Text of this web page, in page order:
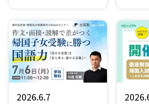
2026.6.7